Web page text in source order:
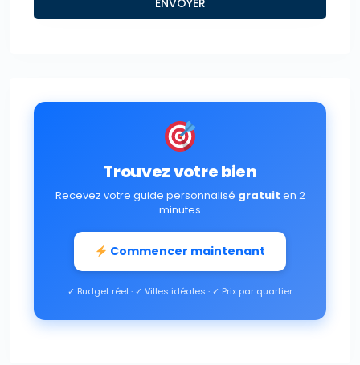
Trouvez votre bien
Recevez votre guide personnalisé gratuit en 2
minutes
Commencer maintenant
✓ Budget réel · ✓ Villes idéales · ✓ Prix par quartier